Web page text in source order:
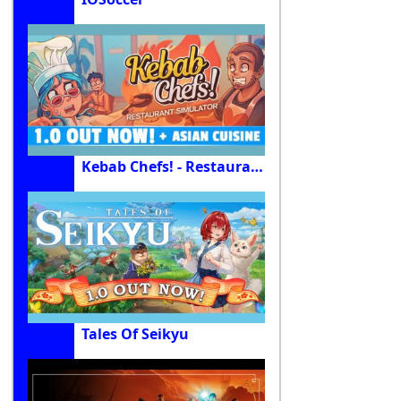
Kebab Chefs! - Restaurant Simulator
Tales Of Seikyu